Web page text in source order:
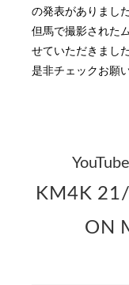
の発表がありました
但馬で撮影された
せていただきまし
是非チェックお願
KM4K
ON